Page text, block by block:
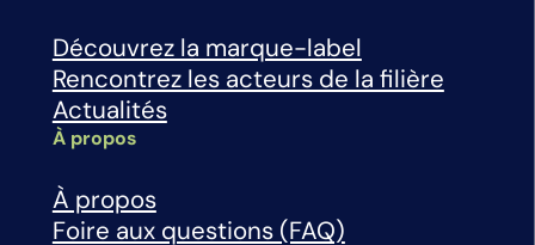
Découvrez la marque-label
Rencontrez les acteurs de la filière
Actualités
À propos
À propos
Foire aux questions (FAQ)